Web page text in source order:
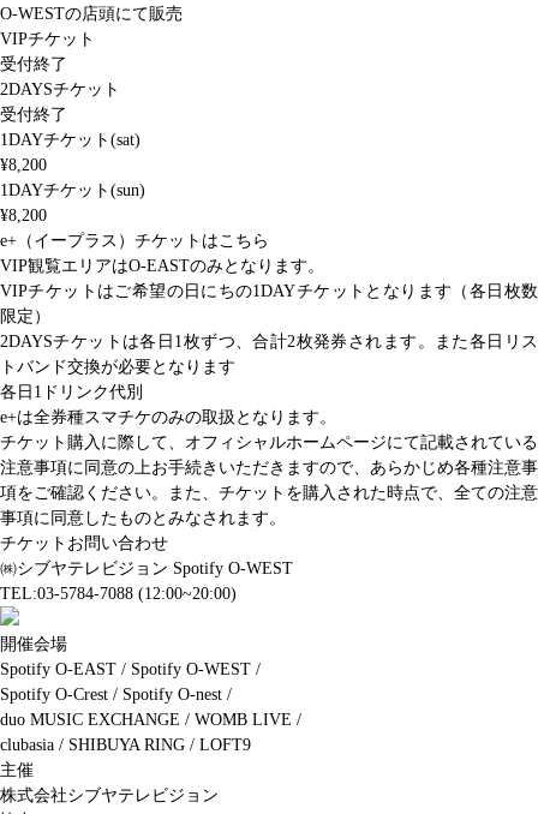
O-WESTの店頭にて販売
VIPチケット
受付終了
2DAYSチケット
受付終了
1DAYチケット(sat)
¥8,200
1DAYチケット(sun)
¥8,200
e+（イープラス）チケットはこちら
VIP観覧エリアはO-EASTのみとなります。
VIPチケットはご希望の日にちの1DAYチケットとなります（各日枚数
限定）
2DAYSチケットは各日1枚ずつ、合計2枚発券されます。また各日リス
トバンド交換が必要となります
各日1ドリンク代別
e+は全券種スマチケのみの取扱となります。
チケット購入に際して、オフィシャルホームページにて記載されている
注意事項に同意の上お手続きいただきますので、あらかじめ各種注意事
項をご確認ください。また、チケットを購入された時点で、全ての注意
事項に同意したものとみなされます。
チケットお問い合わせ
㈱シブヤテレビジョン Spotify O-WEST
TEL:03-5784-7088 (12:00~20:00)
開催会場
Spotify O-EAST / Spotify O-WEST /
Spotify O-Crest / Spotify O-nest /
duo MUSIC EXCHANGE / WOMB LIVE /
clubasia / SHIBUYA RING / LOFT9
主催
株式会社シブヤテレビジョン